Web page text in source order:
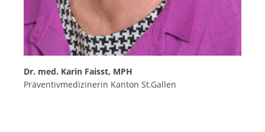
Dr. med. Karin Faisst, MPH
Präventivmedizinerin Kanton St.Gallen